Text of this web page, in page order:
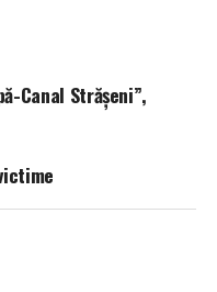
Canal Strășeni”,